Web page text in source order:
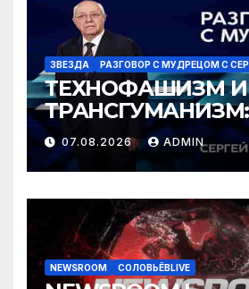
ЗВЕЗДА РАЗГОВОР С МУДРЕЦОМ С
ТЕХНОФАШИЗМ И
НИЩЕТА
07.08.2026 ADMIN
NEWSROOM СОЛОВЬЁВLIVE